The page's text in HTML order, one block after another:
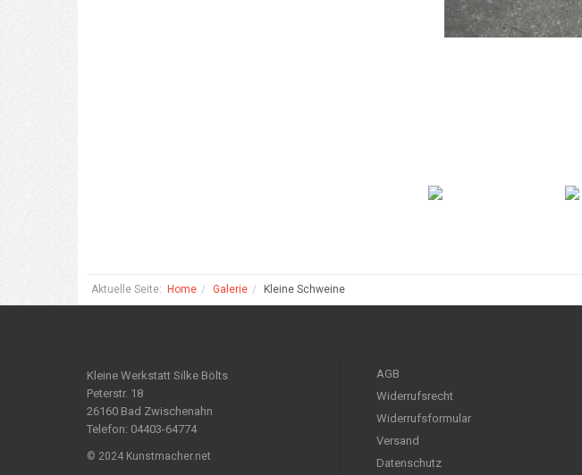
Aktuelle Seite: Home Galerie Kleine Schweine
Kleine Werkstatt Silke Bölts
Peterstr. 18
26160 Bad Zwischenahn
Telefon: 04403-64774
© 2024 Kunstmacher.net
AGB
Widerrufsrecht
Widerrufsformular
Versand
Datenschutz